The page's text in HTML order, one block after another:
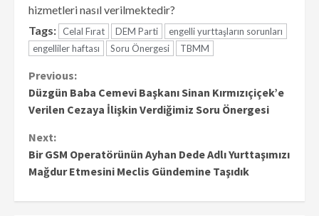
hizmetleri nasıl verilmektedir?
Tags: Celal Fırat DEM Parti
engelli yurttaşların sorunları
engelliler haftası
Soru Önergesi TBMM
Continue
Reading
Previous:
Düzgün Baba Cemevi Başkanı Sinan Kırmızıçiçek’e
Verilen Cezaya İlişkin Verdiğimiz Soru Önergesi
Next:
Bir GSM Operatörünün Ayhan Dede Adlı Yurttaşımızı
Mağdur Etmesini Meclis Gündemine Taşıdık